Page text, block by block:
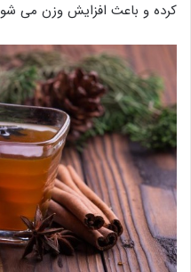
کرده و باعث افزایش وزن می